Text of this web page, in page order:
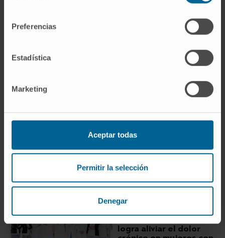
Preferencias
Estadística
Marketing
Aceptar todas
Permitir la selección
Denegar
+ DESCUBRA MÁS
El Departamento de
Anestesia y Cuidados
como centro de cursos
vital
logra aliviar el dolor